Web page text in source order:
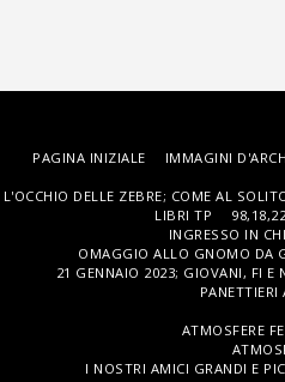
PAGINA INIZIALE IMMAGINI
L'OCCHIO DELLE ZEBRE; COME AL
LIBRI TP
98,18,22
INGRESSO IN
OMAGGIO ALLO GNOMO DA
21 GENNAIO 2023; GIOVANI, FI E
ATMOSFERE
I NOSTRI AMICI GRANDI E